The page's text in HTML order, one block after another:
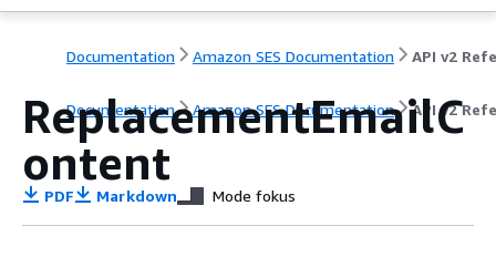
Documentation Amazon SES Documentation
Documentation Amazon SES Documentation API v2
ReplacementEmailC
ontent
PDF Markdown Mode fokus